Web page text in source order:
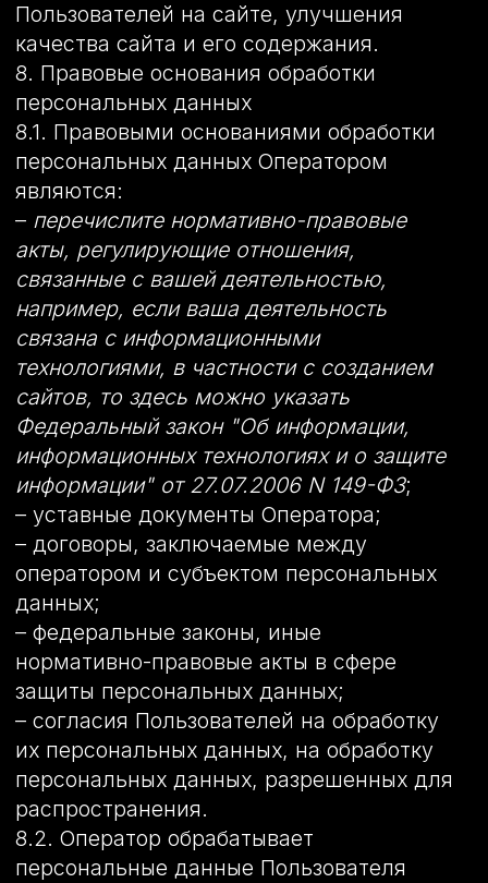
разрешенных для распространения, не
действуют в случаях обработки
персональных данных в
государственных, общественных и иных
публичных интересах, определенных
законодательством РФ.
10.7. Оператор при обработке
персональных данных обеспечивает
конфиденциальность персональных
данных.
10.8. Оператор осуществляет хранение
персональных данных в форме,
позволяющей определить субъекта
персональных данных, не дольше, чем
этого требуют цели обработки
персональных данных, если срок
хранения персональных данных не
установлен федеральным законом,
договором, стороной которого,
выгодоприобретателем или
поручителем по которому является
субъект персональных данных.
10.9. Условием прекращения обработки
персональных данных может являться
достижение целей обработки
персональных данных, истечение срока
действия согласия субъекта
персональных данных или отзыв
согласия субъектом персональных
данных, а также выявление
неправомерной обработки персональных
данных.
11. Перечень действий, производимых
Оператором с полученными
персональными данными
11.1. Оператор осуществляет сбор,
запись, систематизацию, накопление,
хранение, уточнение (обновление,
изменение), извлечение, использование,
передачу (распространение,
предоставление, доступ),
обезличивание, блокирование, удаление